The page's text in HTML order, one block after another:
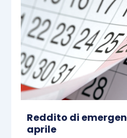
Reddito di
aprile